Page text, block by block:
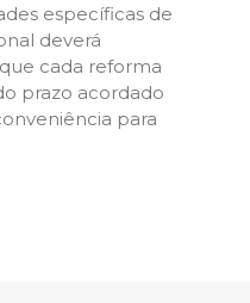
específicas de
deverá
cada reforma
prazo acordado
para